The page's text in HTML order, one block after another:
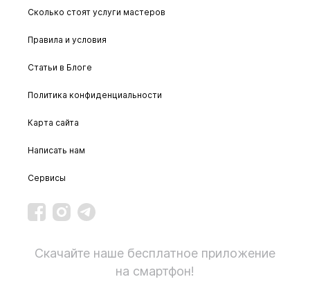
Сколько стоят услуги мастеров
Правила и условия
Статьи в Блоге
Политика конфиденциальности
Карта сайта
Написать нам
Сервисы
Скачайте наше бесплатное приложение
на смартфон!